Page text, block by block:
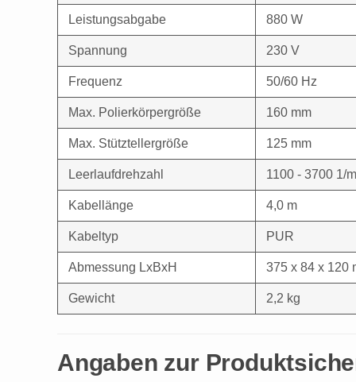
Leistungsabgabe 880 W
Spannung 230 V
Frequenz 50/60 Hz
Max. Polierkörpergröße 160 mm
Max. Stütztellergröße 125 mm
Leerlaufdrehzahl 1100 - 3700 1/
Kabellänge 4,0 m
Kabeltyp PUR
Abmessung LxBxH 375 x 84 x 120
Gewicht 2,2 kg
Angaben zur